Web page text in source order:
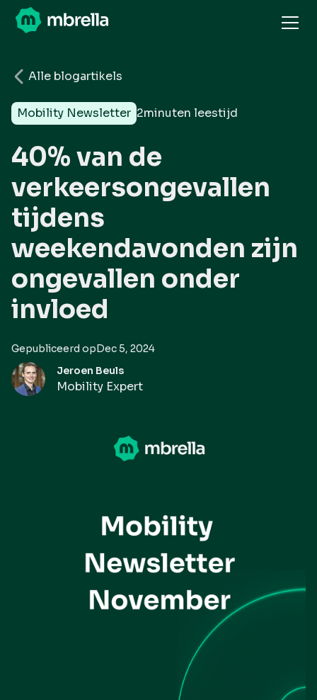
Alle blogartikels
Mobility Newsletter 2minuten leestijd
40% van de
verkeersongevallen
tijdens
weekendavonden zijn
ongevallen onder
invloed
Gepubliceerd opDec 5, 2024
Jeroen Beuls
Mobility Expert